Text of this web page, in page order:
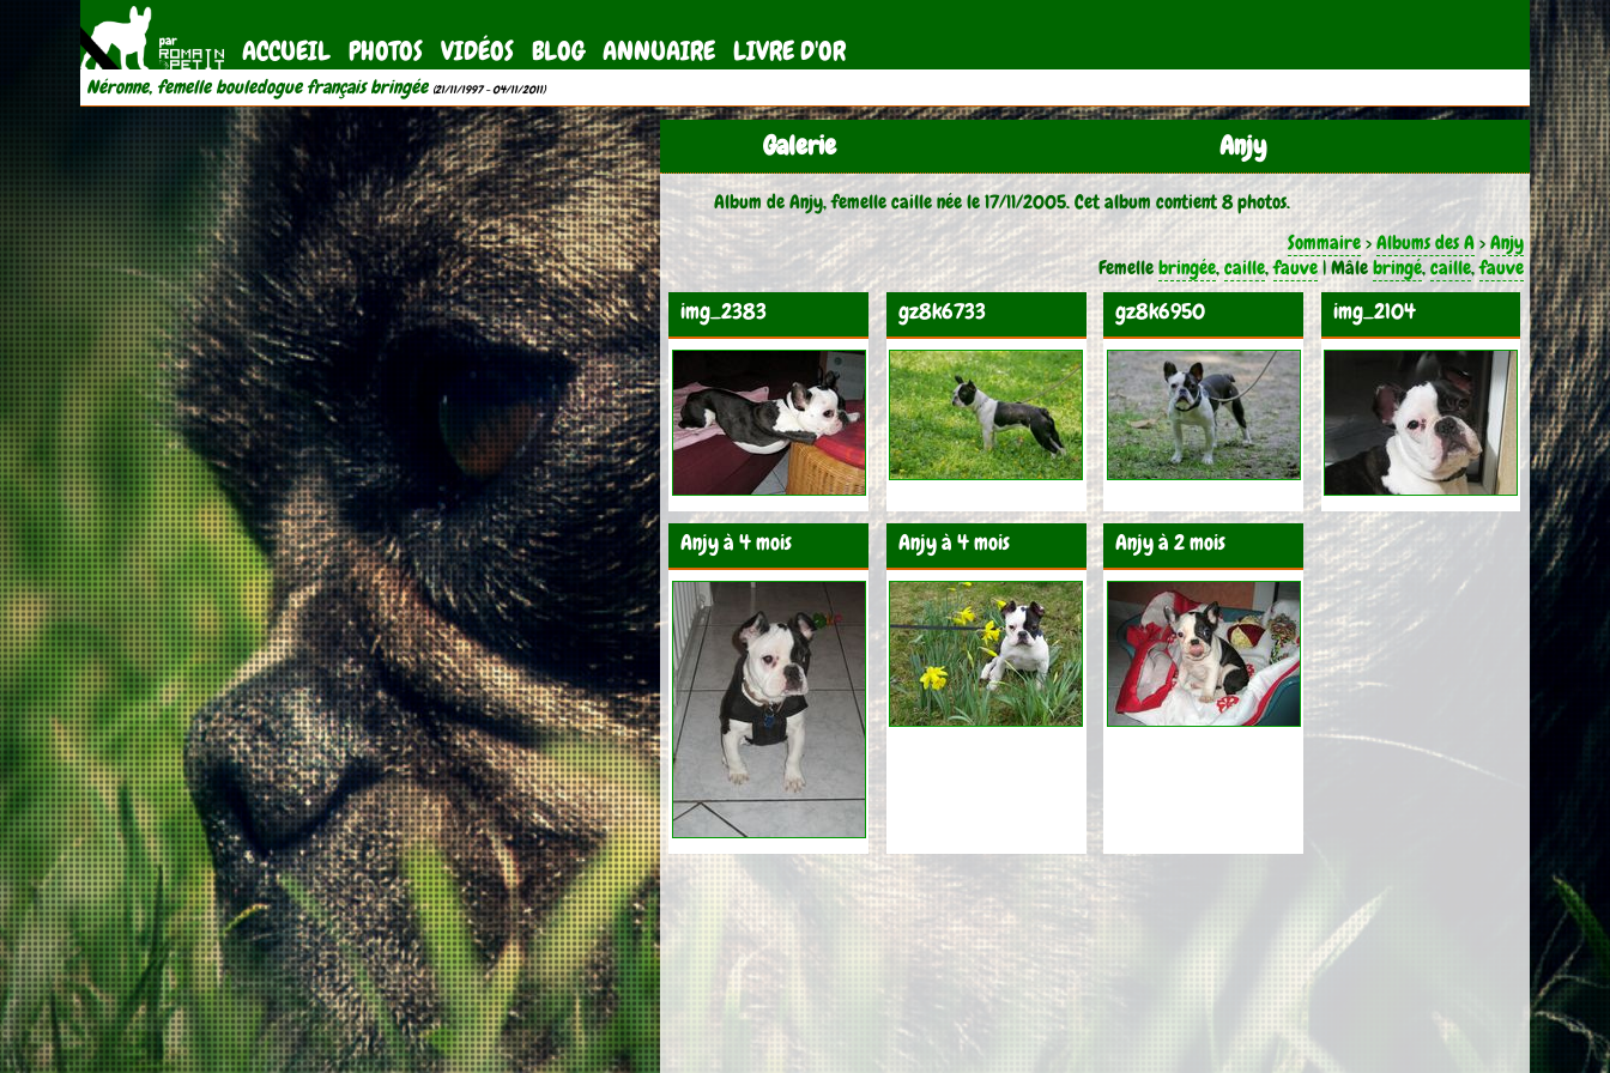
ACCUEIL PHOTOS VIDÉOS BLOG ANNUAIRE LIVRE D'OR
Néronne, femelle bouledogue français bringée (21/11/1997 - 04/11/2011)
Galerie Anjy
Album de Anjy, femelle caille née le 17/11/2005. Cet album contient 8 photos.
Sommaire>Albums des A>Anjy
Femellebringée,caille,fauve| Mâlebringé,caille,fauve
img_2383 gz8k6733 gz8k6950 img_2104
Anjy à 4 mois Anjy à 4 mois Anjy à 2 mois